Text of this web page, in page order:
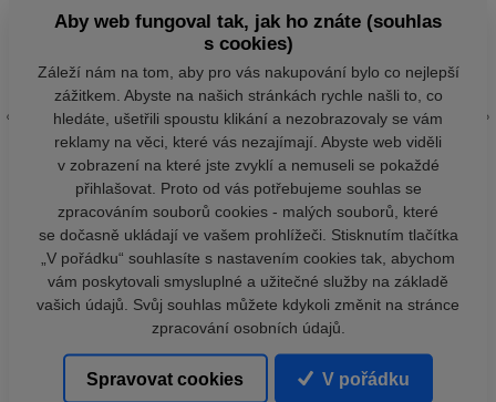
Aby web fungoval tak, jak ho znáte (souhlas
s cookies)
Záleží nám na tom, aby pro vás nakupování bylo co nejlepší
zážitkem. Abyste na našich stránkách rychle našli to, co
hledáte, ušetřili spoustu klikání a nezobrazovaly se vám
reklamy na věci, které vás nezajímají. Abyste web viděli
v zobrazení na které jste zvyklí a nemuseli se pokaždé
přihlašovat. Proto od vás potřebujeme souhlas se
zpracováním souborů cookies - malých souborů, které
se dočasně ukládají ve vašem prohlížeči. Stisknutím tlačítka
„V pořádku“ souhlasíte s nastavením cookies tak, abychom
vám poskytovali smysluplné a užitečné služby na základě
vašich údajů. Svůj souhlas můžete kdykoli změnit na stránce
zpracování osobních údajů.
Spravovat cookies V pořádku